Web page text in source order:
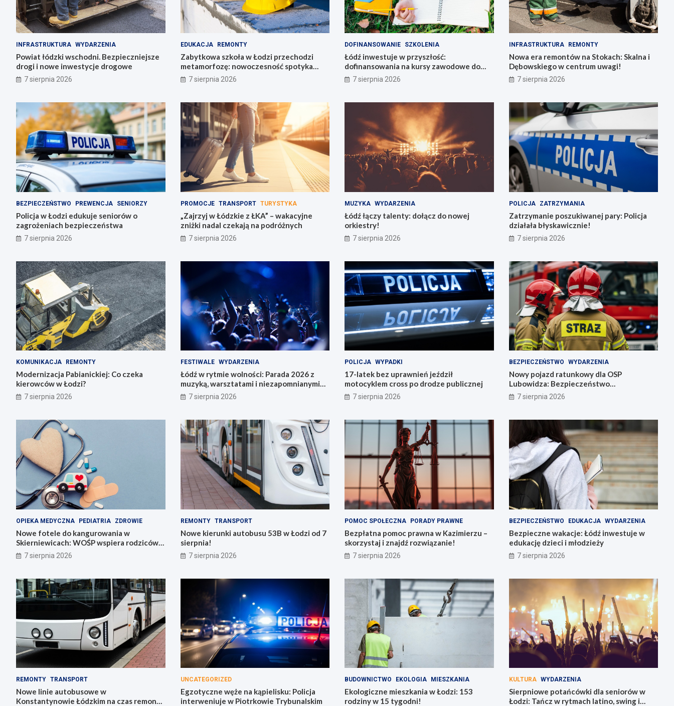
INFRASTRUKTURA WYDARZENIA
Powiat łódzki wschodni. Bezpieczniejsze
drogi i nowe inwestycje drogowe
7 sierpnia 2026
EDUKACJA REMONTY
Zabytkowa szkoła w Łodzi przechodzi
metamorfozę: nowoczesność spotyka
historię
7 sierpnia 2026
DOFINANSOWANIE SZKOLENIA
Łódź inwestuje w przyszłość:
dofinansowania na kursy zawodowe do
6800 zł!
7 sierpnia 2026
INFRASTRUKTURA REMONTY
Nowa era remontów na Stokach: Skalna i
Dębowskiego w centrum uwagi!
7 sierpnia 2026
BEZPIECZEŃSTWO PREWENCJA SENIORZY
Policja w Łodzi edukuje seniorów o
zagrożeniach bezpieczeństwa
7 sierpnia 2026
PROMOCJE TRANSPORT TURYSTYKA
„Zajrzyj w Łódzkie z ŁKA” – wakacyjne
zniżki nadal czekają na podróżnych
7 sierpnia 2026
MUZYKA WYDARZENIA
Łódź łączy talenty: dołącz do nowej
orkiestry!
7 sierpnia 2026
POLICJA ZATRZYMANIA
Zatrzymanie poszukiwanej pary: Policja
działała błyskawicznie!
7 sierpnia 2026
KOMUNIKACJA REMONTY
Modernizacja Pabianickiej: Co czeka
kierowców w Łodzi?
7 sierpnia 2026
FESTIWALE WYDARZENIA
Łódź w rytmie wolności: Parada 2026 z
muzyką, warsztatami i niezapomnianymi
przeżyciami!
7 sierpnia 2026
POLICJA WYPADKI
17-latek bez uprawnień jeździł
motocyklem cross po drodze publicznej
7 sierpnia 2026
BEZPIECZEŃSTWO WYDARZENIA
Nowy pojazd ratunkowy dla OSP
Lubowidza: Bezpieczeństwo
mieszkańców na wyższym poziomie
7 sierpnia 2026
OPIEKA MEDYCZNA PEDIATRIA ZDROWIE
Nowe fotele do kangurowania w
Skierniewicach: WOŚP wspiera rodziców i
noworodki
7 sierpnia 2026
REMONTY TRANSPORT
Nowe kierunki autobusu 53B w Łodzi od 7
sierpnia!
7 sierpnia 2026
POMOC SPOŁECZNA PORADY PRAWNE
Bezpłatna pomoc prawna w Kazimierzu –
skorzystaj i znajdź rozwiązanie!
7 sierpnia 2026
BEZPIECZEŃSTWO EDUKACJA WYDARZENIA
Bezpieczne wakacje: Łódź inwestuje w
edukację dzieci i młodzieży
7 sierpnia 2026
REMONTY TRANSPORT
Nowe linie autobusowe w
Konstantynowie Łódzkim na czas remontu
UNCATEGORIZED
Egzotyczne węże na kąpielisku: Policja
interweniuje w Piotrkowie Trybunalskim
BUDOWNICTWO EKOLOGIA MIESZKANIA
Ekologiczne mieszkania w Łodzi: 153
rodziny w 15 tygodni!
KULTURA WYDARZENIA
Sierpniowe potańcówki dla seniorów w
Łodzi: Tańcz w rytmach latino, swing i